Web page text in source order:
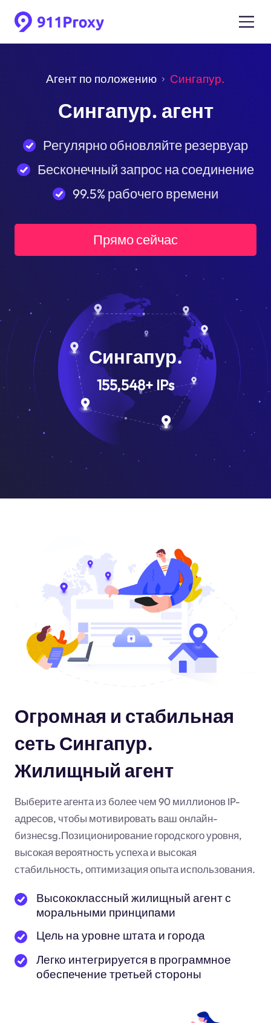
Агент по положению Сингапур.
Сингапур. агент
Регулярно обновляйте резервуар
Бесконечный запрос на соединение
99.5% рабочего времени
Прямо сейчас
Сингапур.
155,548+ IPs
Огромная и стабильная
сеть Сингапур.
Жилищный агент
Выберите агента из более чем 90 миллионов IP-
адресов, чтобы мотивировать ваш онлайн-
бизнесsg.Позиционирование городского уровня,
высокая вероятность успеха и высокая
стабильность, оптимизация опыта использования.
Высококлассный жилищный агент с
моральными принципами
Цель на уровне штата и города
Легко интегрируется в программное
обеспечение третьей стороны